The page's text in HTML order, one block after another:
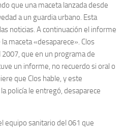
que una maceta lanzada desde
a un guardia urbano. Esta
noticias. A continuación el informe
maceta «desaparece». Clos
que en un programa de
un informe, no recuerdo si oral o
que Clos hable, y este
policía le entregó, desaparece
equipo sanitario del 061 que